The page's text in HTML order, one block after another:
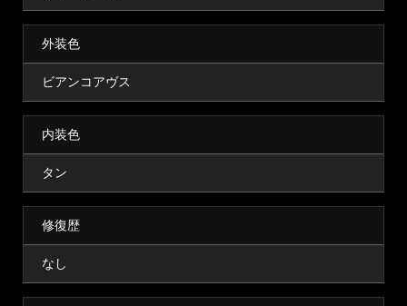
外装色
ビアンコアヴス
内装色
タン
修復歴
なし